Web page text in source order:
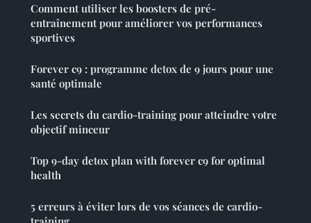
Comment utiliser les boosters de pré-
entraînement pour améliorer vos performances
sportives
Forever c9 : programme detox de 9 jours pour une
santé optimale
Les secrets du cardio-training pour atteindre votre
objectif minceur
Top 9-day detox plan with forever c9 for optimal
health
5 erreurs à éviter lors de vos séances de cardio-